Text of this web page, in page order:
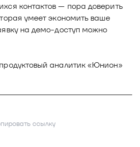
контактов — пора доверить
умеет экономить ваше
на демо-доступ можно
аналитик «Юнион»
ссылку